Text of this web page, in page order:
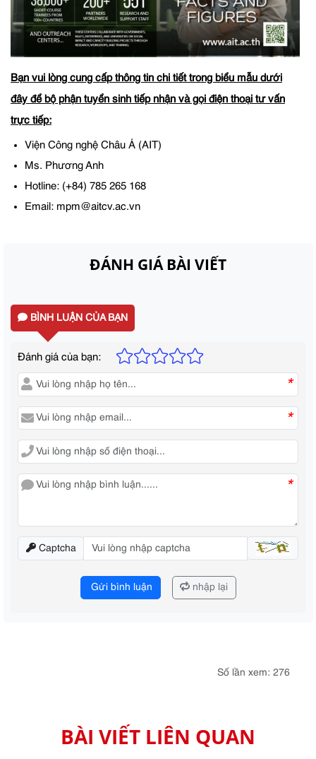
Bạn vui lòng cung cấp thông tin chi tiết trong biểu mẫu dưới
đây để bộ phận tuyển sinh tiếp nhận và gọi điện thoại tư vấn
trực tiếp:
Viện Công nghệ Châu Á (AIT)
Ms. Phương Anh
Hotline: (+84) 785 265 168
Email: mpm@aitcv.ac.vn
ĐÁNH GIÁ BÀI VIẾT
BÌNH LUẬN CỦA BẠN
Đánh giá của bạn:
*
*
*
Captcha
Gửi bình luận nhập lại
Số lần xem: 276
BÀI VIẾT LIÊN QUAN